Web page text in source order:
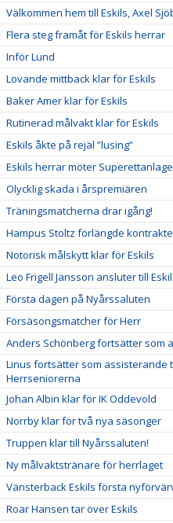
Välkommen hem till Eskils, Axel
Flera steg framåt för Eskils herrar
Inför Lund
Lovande mittback klar för Eskils
Baker Amer klar för Eskils
Rutinerad målvakt klar för Eskils
Eskils åkte på rejäl ”lusing”
Eskils herrar möter
Olycklig skada i årspremiären
Träningsmatcherna drar igång!
Hampus Stoltz förlängde
Notorisk målskytt klar för Eskils
Leo Frigell Jansson ansluter till
Första dagen på Nyårssaluten
Försäsongsmatcher för Herr
Anders Schönberg fortsätter som
Linus fortsätter som assisterande
Herrseniorerna
Johan Albin klar för IK Oddevold
Norrby klar för två nya säsonger
Truppen klar till Nyårssaluten!
Ny målvaktstränare för herrlaget
Vänsterback Eskils första
Roar Hansen tar över Eskils